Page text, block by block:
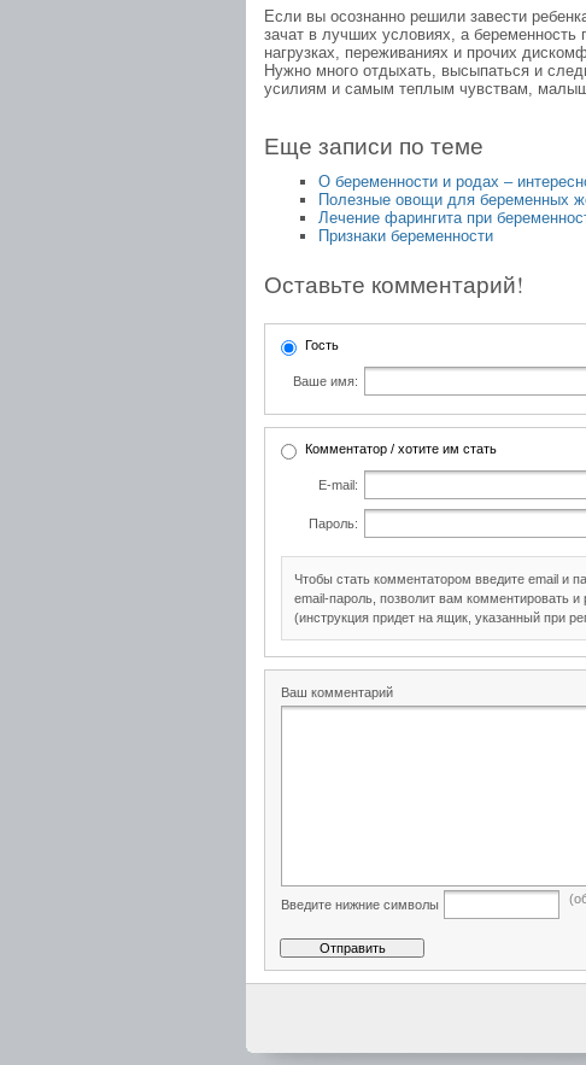
Если вы осознанно решили завести
зачат в лучших условиях, а
нагрузках, переживаниях и прочих
Нужно много отдыхать, высыпаться и
усилиям и самым теплым чувствам,
Еще записи по теме
О беременности и родах –
Полезные овощи для беременных
Лечение фарингита при
Признаки беременности
Оставьте комментарий!
Гость
Ваше имя:
Комментатор / хотите им стать
E-mail:
Пароль:
Чтобы стать комментатором введите email и
email-пароль, позволит вам комментировать
(инструкция придет на ящик, указанный при
Ваш комментарий
Введите нижние символы